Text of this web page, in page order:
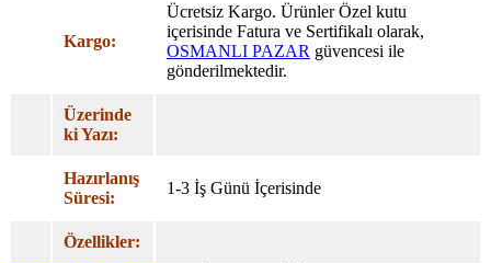
Kargo:
Ücretsiz Kargo. Ürünler Özel kutu
içerisinde Fatura ve Sertifikalı olarak,
OSMANLI PAZAR güvencesi ile
gönderilmektedir.
Üzerinde
ki Yazı:
Hazırlanış
Süresi:
1-3 İş Günü İçerisinde
Özellikler: